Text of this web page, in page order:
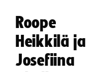
Roope
Heikkilä ja
Josefiina